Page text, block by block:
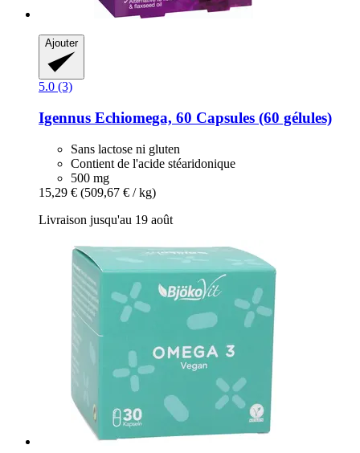
Ajouter
5.0 (3)
Igennus Echiomega, 60 Capsules (60 gélules)
Sans lactose ni gluten
Contient de l'acide stéaridonique
500 mg
15,29 € (509,67 € / kg)
Livraison jusqu'au 19 août